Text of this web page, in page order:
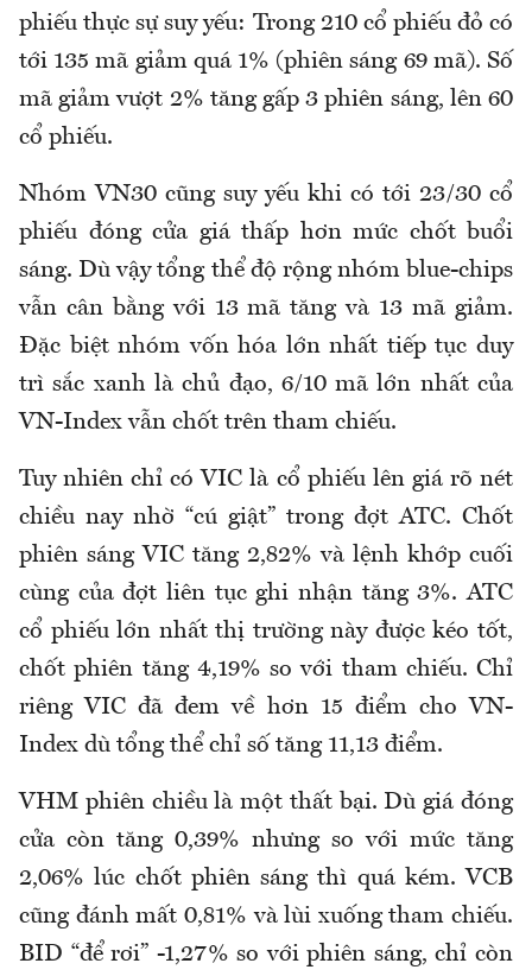
phiếu thực sự suy yếu: Trong 210 cổ phiếu đỏ có
tới 135 mã giảm quá 1% (phiên sáng 69 mã). Số
mã giảm vượt 2% tăng gấp 3 phiên sáng, lên 60
cổ phiếu.
Nhóm VN30 cũng suy yếu khi có tới 23/30 cổ
phiếu đóng cửa giá thấp hơn mức chốt buổi
sáng. Dù vậy tổng thể độ rộng nhóm blue-chips
vẫn cân bằng với 13 mã tăng và 13 mã giảm.
Đặc biệt nhóm vốn hóa lớn nhất tiếp tục duy
trì sắc xanh là chủ đạo, 6/10 mã lớn nhất của
VN-Index vẫn chốt trên tham chiếu.
Tuy nhiên chỉ có VIC là cổ phiếu lên giá rõ nét
chiều nay nhờ “cú giật” trong đợt ATC. Chốt
phiên sáng VIC tăng 2,82% và lệnh khớp cuối
cùng của đợt liên tục ghi nhận tăng 3%. ATC
cổ phiếu lớn nhất thị trường này được kéo tốt,
chốt phiên tăng 4,19% so với tham chiếu. Chỉ
riêng VIC đã đem về hơn 15 điểm cho VN-
Index dù tổng thể chỉ số tăng 11,13 điểm.
VHM phiên chiều là một thất bại. Dù giá đóng
cửa còn tăng 0,39% nhưng so với mức tăng
2,06% lúc chốt phiên sáng thì quá kém. VCB
cũng đánh mất 0,81% và lùi xuống tham chiếu.
BID “để rơi” -1,27% so với phiên sáng, chỉ còn